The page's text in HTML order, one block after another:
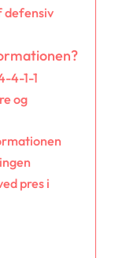
defensiv
4-1-1
og
pres i